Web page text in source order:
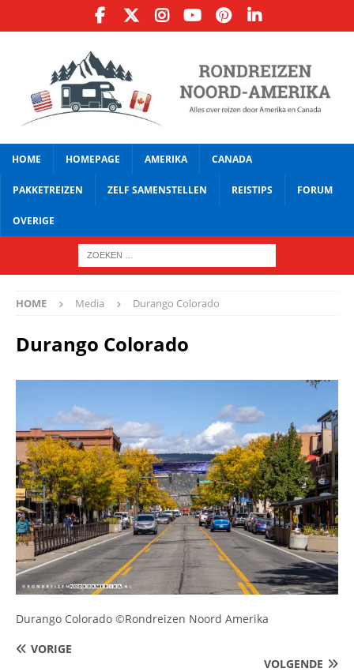
HOME HOMEPAGE AMERIKA CANADA
PAKKETREIZEN ZELF SAMENSTELLEN REISTIPS FORUM
OVERIGE
HOME Media Durango Colorado
Durango Colorado
Durango Colorado ©Rondreizen Noord Amerika
VORIGE
VOLGENDE